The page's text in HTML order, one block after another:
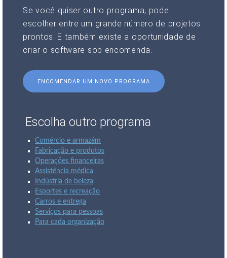
Se você quiser outro programa, pode
escolher entre um grande número de projetos
prontos. E também existe a oportunidade de
criar o software sob encomenda.
ENCOMENDAR UM NOVO PROGRAMA
Escolha outro programa
Comércio e armazém
Fabricação e produtos
Operações financeiras
Assistência médica
Indústria de beleza
Esportes e recreação
Carros e entrega
Serviços para pessoas
Para cada organização